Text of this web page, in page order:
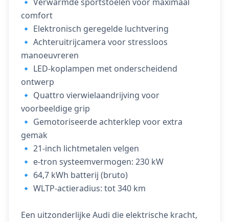
comfort
🔹 Elektronisch geregelde luchtvering
🔹 Achteruitrijcamera voor stressloos
manoeuvreren
🔹 LED-koplampen met onderscheidend
ontwerp
🔹 Quattro vierwielaandrijving voor
voorbeeldige grip
🔹 Gemotoriseerde achterklep voor extra
gemak
🔹 21-inch lichtmetalen velgen
🔹 e-tron systeemvermogen: 230 kW
🔹 64,7 kWh batterij (bruto)
🔹 WLTP-actieradius: tot 340 km
Een uitzonderlijke Audi die elektrische kracht,